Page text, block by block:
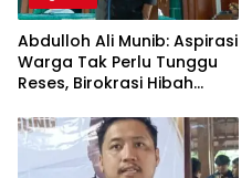
Abdulloh Ali Munib: Aspirasi
Warga Tak Perlu Tunggu
Reses, Birokrasi Hibah